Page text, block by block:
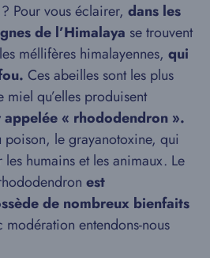
Pour vous éclairer, dans les
de l’Himalaya se trouvent
méllifères himalayennes, qui
Ces abeilles sont les plus
qu’elles produisent
appelée « rhododendron ».
poison, le grayanotoxine, qui
humains et les animaux. Le
est
de nombreux bienfaits
modération entendons-nous